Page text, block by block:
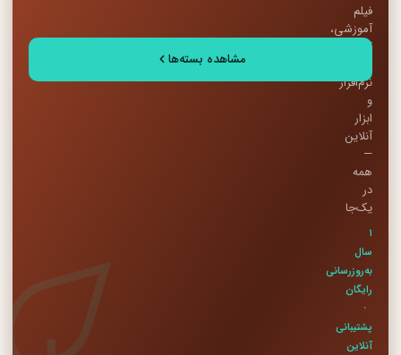
فیلم
آموزشی،
کتاب
نرم‌افزار
و
ابزار
آنلاین
—
همه
در
یک‌جا
۱
سال
به‌روزرسانی
رایگان
·
پشتیبانی
آنلاین
مشاهده بسته‌ها